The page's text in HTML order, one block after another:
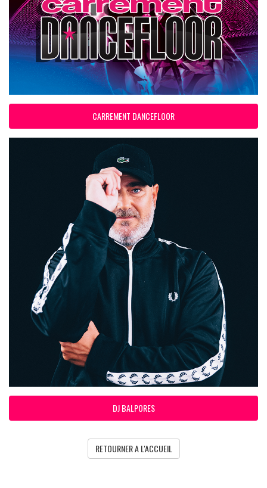
CARREMENT DANCEFLOOR
DJ BALPORES
RETOURNER A L'ACCUEIL